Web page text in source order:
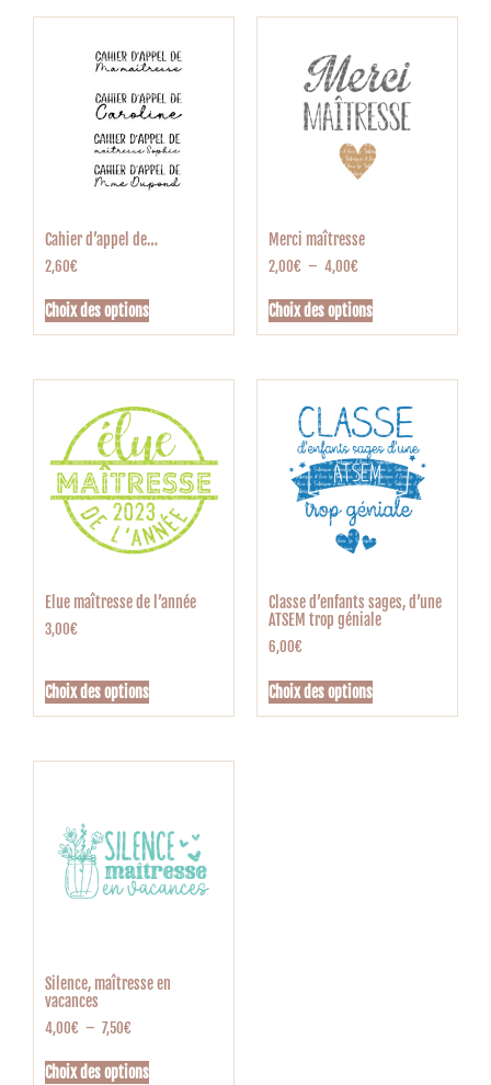
Cahier d’appel de…
2,60€
Choix des options
Merci maîtresse
2,00€ – 4,00€
Choix des options
Elue maîtresse de l’année
3,00€
Choix des options
Classe d’enfants sages, d’une
ATSEM trop géniale
6,00€
Choix des options
Silence, maîtresse en
vacances
4,00€ – 7,50€
Choix des options